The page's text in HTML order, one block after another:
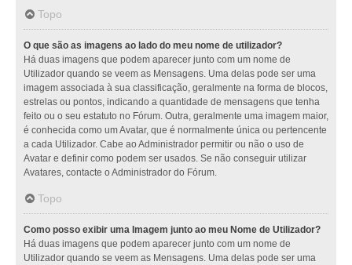
Topo
O que são as imagens ao lado do meu nome de utilizador?
Há duas imagens que podem aparecer junto com um nome de
Utilizador quando se veem as Mensagens. Uma delas pode ser uma
imagem associada à sua classificação, geralmente na forma de blocos,
estrelas ou pontos, indicando a quantidade de mensagens que tenha
feito ou o seu estatuto no Fórum. Outra, geralmente uma imagem maior,
é conhecida como um Avatar, que é normalmente única ou pertencente
a cada Utilizador. Cabe ao Administrador permitir ou não o uso de
Avatar e definir como podem ser usados. Se não conseguir utilizar
Avatares, contacte o Administrador do Fórum.
Topo
Como posso exibir uma Imagem junto ao meu Nome de Utilizador?
Há duas imagens que podem aparecer junto com um nome de
Utilizador quando se veem as Mensagens. Uma delas pode ser uma